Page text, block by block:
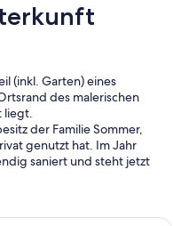
(inkl. Garten) eines
des malerischen
liegt.
der Familie Sommer,
genutzt hat. Im Jahr
saniert und steht jetzt